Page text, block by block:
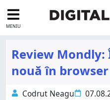
MENIU
Review
nouă în
Codrut Neagu